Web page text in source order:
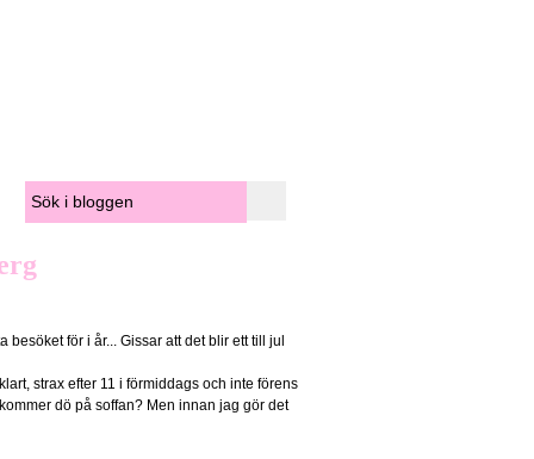
besöket för i år... Gissar att det blir ett till jul
strax efter 11 i förmiddags och inte förens
dö på soffan? Men innan jag gör det